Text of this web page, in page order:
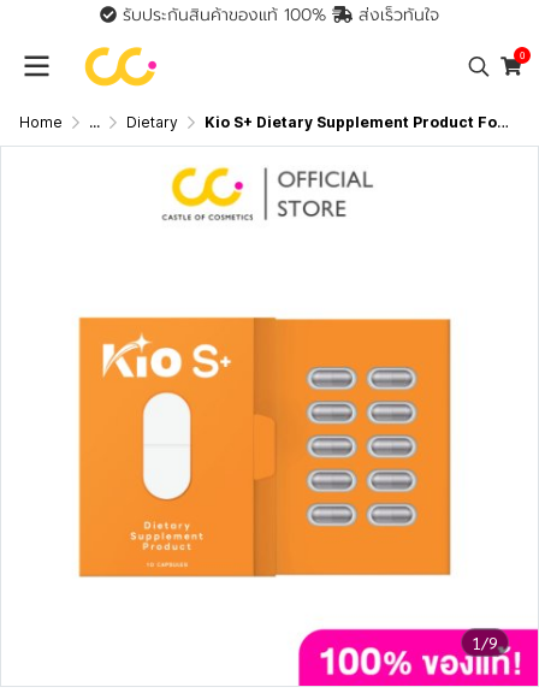
รับประกันสินค้าของแท้ 100% ส่งเร็วทันใจ
0
Home ... Dietary Kio S+ Dietary Supplement Product For Health (1 กล่องมี 10 Capsules)
1/9